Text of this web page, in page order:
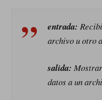
entrada:
archivo u otro
salida:
datos a un